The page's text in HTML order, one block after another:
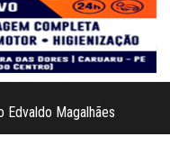
Magalhães